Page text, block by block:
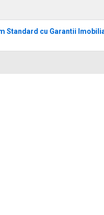
Standard cu Garantii